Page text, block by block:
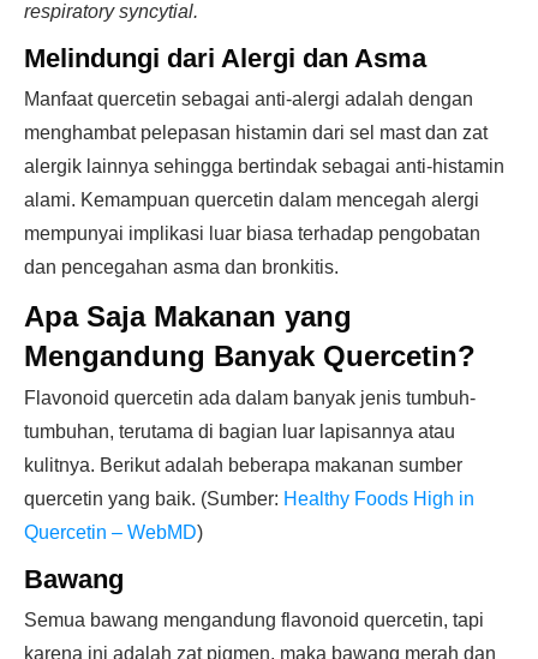
respiratory syncytial.
Melindungi dari Alergi dan Asma
Manfaat quercetin sebagai anti-alergi adalah dengan
menghambat pelepasan histamin dari sel mast dan zat
alergik lainnya sehingga bertindak sebagai anti-histamin
alami. Kemampuan quercetin dalam mencegah alergi
mempunyai implikasi luar biasa terhadap pengobatan
dan pencegahan asma dan bronkitis.
Apa Saja Makanan yang
Mengandung Banyak Quercetin?
Flavonoid quercetin ada dalam banyak jenis tumbuh-
tumbuhan, terutama di bagian luar lapisannya atau
kulitnya. Berikut adalah beberapa makanan sumber
quercetin yang baik. (Sumber: Healthy Foods High in
Quercetin – WebMD)
Bawang
Semua bawang mengandung flavonoid quercetin, tapi
karena ini adalah zat pigmen, maka bawang merah dan